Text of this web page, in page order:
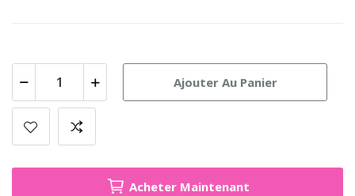
Ajouter Au Panier
Acheter Maintenant